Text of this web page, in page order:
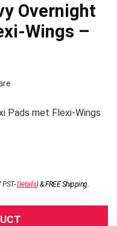
Overnight
Wings –
Pads met Flexi-Wings
Details)&FREE Shipping.